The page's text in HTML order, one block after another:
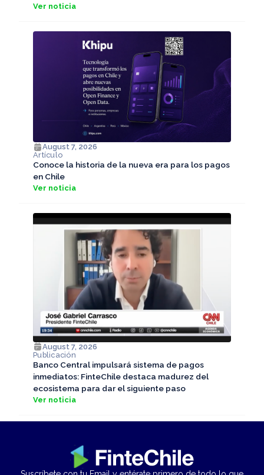
Ver noticia
August 7, 2026
Artículo
Conoce la historia de la nueva era para los pagos
en Chile
Ver noticia
August 7, 2026
Publicación
Banco Central impulsará sistema de pagos
inmediatos: FinteChile destaca madurez del
ecosistema para dar el siguiente paso
Ver noticia